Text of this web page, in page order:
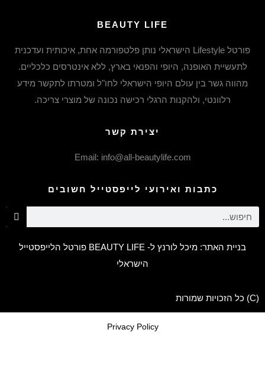
BEAUTY LIFE
פורטל Lifestyle הישראלי נותן פלטפורמה אחת, איכותית ועדכנית
לתעשיית האופנה, היופי והפנאי בארץ, ללא אינטרסים כלכליים.
מהווה גשר בין עולם היופי הישראלי לחו"ל ומטרתו לתקשר מידע
רלוונטי, ולהקנות הרגלי רכישה נכונה של מוצרי צריכה.
יצירת קשר
Email: info@all-beautylife.com
כתבות ואירועי לייפסטייל חשובים
בניית האתר: מיכל לורנץ ל- BEAUTY LIFE פורטל הלייפסטייל
הישראלי
Privacy Policy